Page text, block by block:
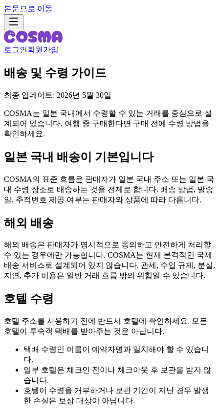
본문으로 이동
로그인회원가입
배송 및 수령 가이드
최종 업데이트: 2026년 5월 30일
COSMA는 일본 국내에서 수령할 수 있는 거래를 중심으로 설
계되어 있습니다. 여행 중 구매한다면 구매 전에 수령 방법을
확인하세요.
일본 국내 배송이 기본입니다
COSMA의 표준 흐름은 판매자가 일본 국내 주소 또는 일본 국
내 수령 장소로 배송하는 것을 전제로 합니다. 배송 방법, 발송
일, 추적번호 제공 여부는 판매자와 상품에 따라 다릅니다.
해외 배송
해외 배송은 판매자가 명시적으로 동의하고 안전하게 처리할
수 있는 경우에만 가능합니다. COSMA는 현재 본격적인 국제
배송 서비스로 설계되어 있지 않습니다. 관세, 수입 규제, 분실,
지연, 추가 비용은 일반 거래 흐름 밖의 위험일 수 있습니다.
호텔 수령
호텔 주소를 사용하기 전에 반드시 호텔에 확인하세요. 모든
호텔이 투숙객 택배를 받아주는 것은 아닙니다.
택배 수령인 이름이 예약자명과 일치해야 할 수 있습니
다.
일부 호텔은 체크인 전이나 체크아웃 후 보관을 받지 않
습니다.
호텔이 수령을 거부하거나 보관 기간이 지난 경우 발생
한 손실은 보상 대상이 아닙니다.